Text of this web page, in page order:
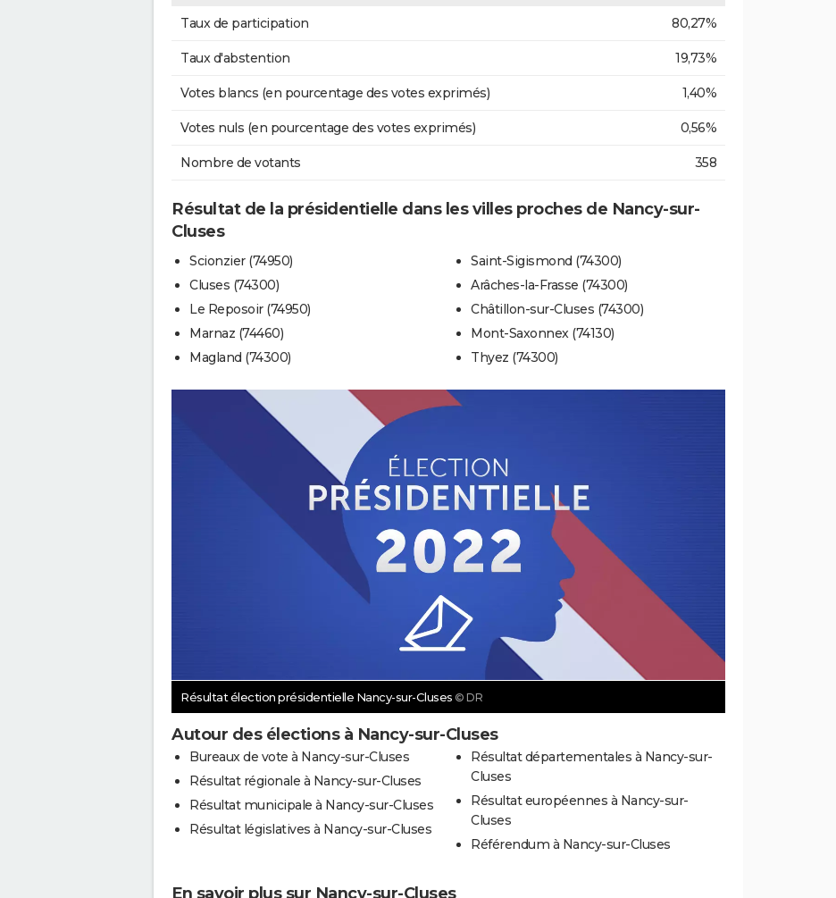
Taux de participation 80,27%
Taux d'abstention 19,73%
Votes blancs (en pourcentage des votes exprimés) 1,40%
Votes nuls (en pourcentage des votes exprimés) 0,56%
Nombre de votants 358
Résultat de la présidentielle dans les villes proches de Nancy-sur-
Cluses
Scionzier (74950)
Cluses (74300)
Le Reposoir (74950)
Marnaz (74460)
Magland (74300)
Saint-Sigismond (74300)
Arâches-la-Frasse (74300)
Châtillon-sur-Cluses (74300)
Mont-Saxonnex (74130)
Thyez (74300)
Résultat élection présidentielle Nancy-sur-Cluses © DR
Autour des élections à Nancy-sur-Cluses
Bureaux de vote à Nancy-sur-Cluses
Résultat régionale à Nancy-sur-Cluses
Résultat municipale à Nancy-sur-Cluses
Résultat législatives à Nancy-sur-Cluses
Résultat départementales à Nancy-sur-
Cluses
Résultat européennes à Nancy-sur-
Cluses
Référendum à Nancy-sur-Cluses
En savoir plus sur Nancy-sur-Cluses